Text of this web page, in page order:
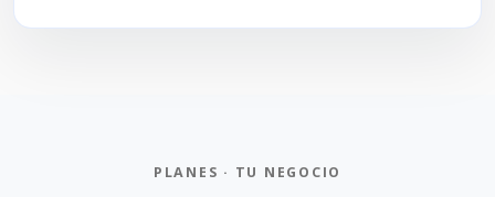
PLANES · TU NEGOCIO